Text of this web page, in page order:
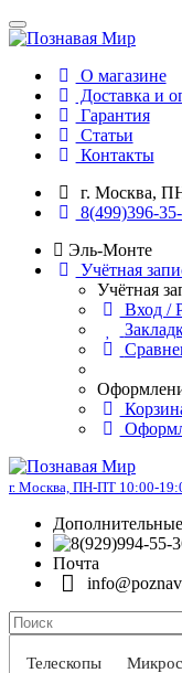
О магазине
Доставка и
Гарантия
Статьи
Контакты
г. Москва,
8(499)396-
Эль-Монте
Учётная
Учётная
Вход /
г. Москва, ПН-ПТ 10:00-
Почта
Телескопы